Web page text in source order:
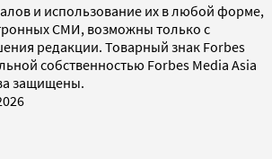
и использование их в любой форме,
СМИ, возможны только с
редакции. Товарный знак Forbes
собственностью Forbes Media Asia
защищены.